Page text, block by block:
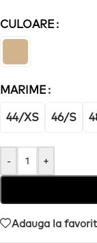
CULOARE
MARIME
44/XS 46/S
- +
Adauga la